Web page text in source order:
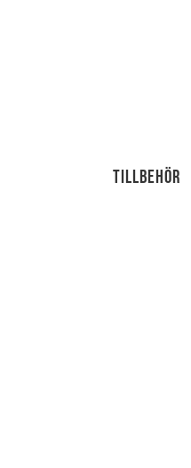
Tillbehör